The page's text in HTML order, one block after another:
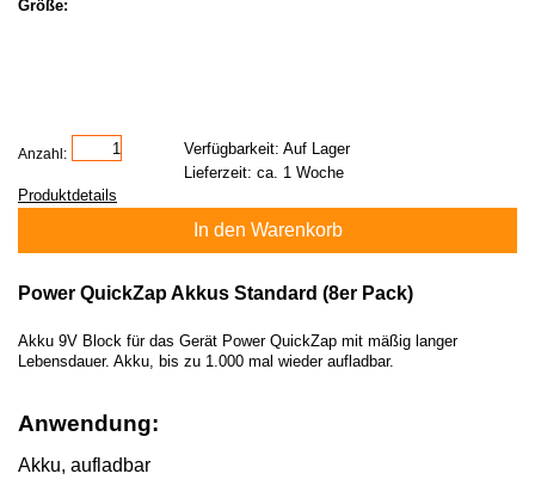
Größe:
Anzahl:
Verfügbarkeit: Auf Lager
Lieferzeit: ca. 1 Woche
Produktdetails
In den Warenkorb
Power QuickZap Akkus Standard (8er Pack)
Akku 9V Block für das Gerät Power QuickZap mit mäßig langer
Lebensdauer. Akku, bis zu 1.000 mal wieder aufladbar.
Anwendung:
Akku, aufladbar